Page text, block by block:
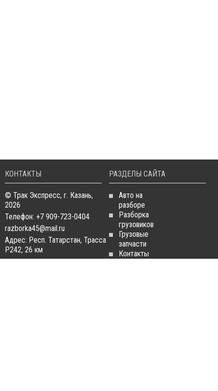
КОНТАКТЫ
© Трак Экспресс, г. Казань,
2026
Телефон: +7 909-723-0404
razborka45@mail.ru
Адрес: Респ. Татарстан, Трасса
Р242, 26 км
РАЗДЕЛЫ САЙТА
Авто на
разборе
Разборка
грузовиков
Грузовые
запчасти
Контакты